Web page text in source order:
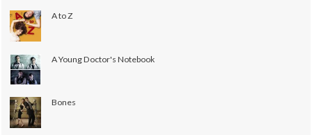
A to Z
A Young Doctor's Notebook
Bones